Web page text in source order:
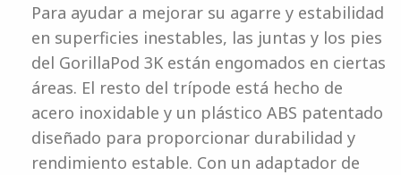
Para ayudar a mejorar su agarre y estabilidad
en superficies inestables, las juntas y los pies
del GorillaPod 3K están engomados en ciertas
áreas. El resto del trípode está hecho de
acero inoxidable y un plástico ABS patentado
diseñado para proporcionar durabilidad y
rendimiento estable. Con un adaptador de